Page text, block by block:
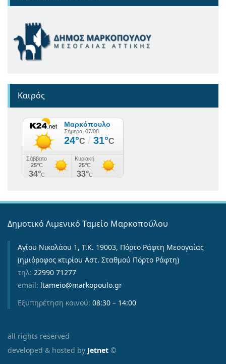
Καιρός
Δημοτικό Λιμενικό Ταμείο Μαρκοπούλου
Αγίου Νικολάου 1, Τ.Κ. 19003, Πόρτο Ράφτη Μεσογαίας
(ημιόροφος κτιρίου Αστ. Σταθμού Πόρτο Ράφτη)
τηλ: 22990 71277
email: ltameio@markopoulo.gr
Εξυπηρέτηση κοινού: 08:30 – 14:00
all rights reserved
developed & hosted by Jetnet ©